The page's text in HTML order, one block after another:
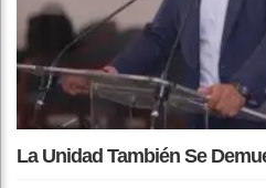
La Unidad También Se